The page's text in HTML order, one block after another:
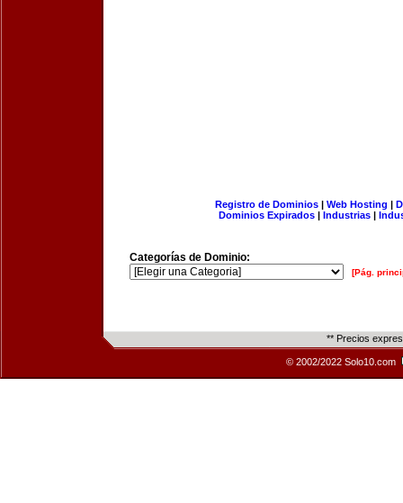
Registro de Dominios| Web Hosting |
Dominios Expirados | Industrias |
Categorías de Dominio:
[Pág.
** Precios
© 2002/2022 Solo10.com